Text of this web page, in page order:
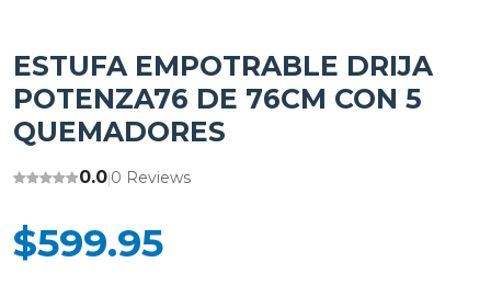
ESTUFA EMPOTRABLE DRIJA
POTENZA76 DE 76CM CON 5
QUEMADORES
0.0|0 Reviews
$599.95